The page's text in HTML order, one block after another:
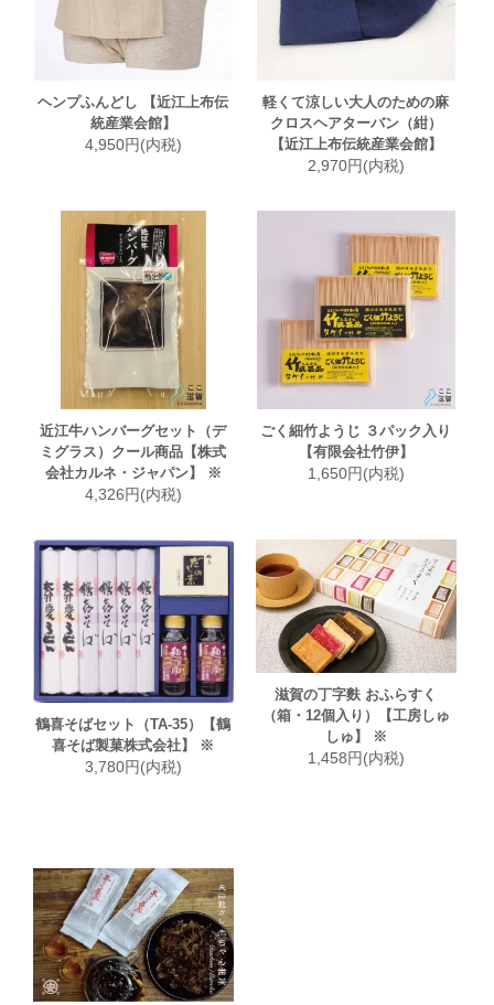
ヘンプふんどし 【近江上布伝
統産業会館】
4,950円(内税)
軽くて涼しい大人のための麻
クロスヘアターバン（紺）
【近江上布伝統産業会館】
2,970円(内税)
近江牛ハンバーグセット（デ
ミグラス）クール商品【株式
会社カルネ・ジャパン】 ※
4,326円(内税)
ごく細竹ようじ ３パック入り
【有限会社竹伊】
1,650円(内税)
鶴喜そばセット（TA-35）【鶴
喜そば製菓株式会社】 ※
3,780円(内税)
滋賀の丁字麩 おふらすく
（箱・12個入り）【工房しゅ
しゅ】 ※
1,458円(内税)